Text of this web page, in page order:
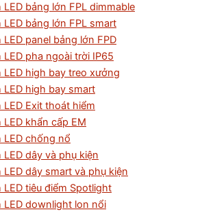
LED bảng lớn FPL dimmable
LED bảng lớn FPL smart
LED panel bảng lớn FPD
LED pha ngoài trời IP65
LED high bay treo xưởng
LED high bay smart
LED Exit thoát hiểm
LED khẩn cấp EM
LED chống nổ
LED dây và phụ kiện
LED dây smart và phụ kiện
LED tiêu điểm Spotlight
LED downlight lon nổi